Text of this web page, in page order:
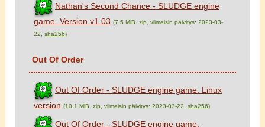
Nathan's Second Chance - SLUDGE engine
game. Version v1.03 (7.5 MiB .zip, viimeisin päivitys: 2023-03-
22, sha256)
Out Of Order
Out Of Order - SLUDGE engine game. Linux
version (10.1 MiB .zip, viimeisin päivitys: 2023-03-22, sha256)
Out Of Order - SLUDGE engine game.